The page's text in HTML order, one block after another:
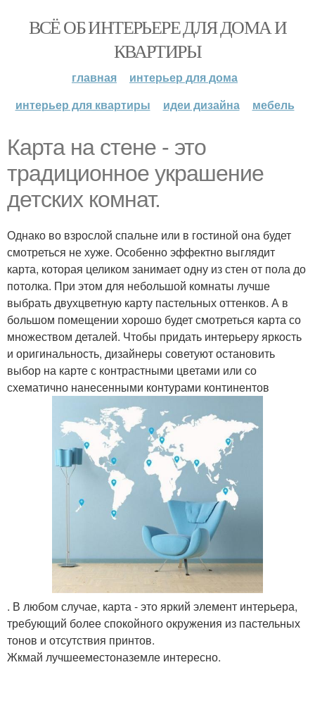
ВСЁ ОБ ИНТЕРЬЕРЕ ДЛЯ ДОМА И
КВАРТИРЫ
главная
интерьер для дома
интерьер для квартиры
идеи дизайна мебель
Карта на стене - это
традиционное украшение
детских комнат.
Однако во взрослой спальне или в гостиной она будет
смотреться не хуже. Особенно эффектно выглядит
карта, которая целиком занимает одну из стен от пола до
потолка. При этом для небольшой комнаты лучше
выбрать двухцветную карту пастельных оттенков. А в
большом помещении хорошо будет смотреться карта со
множеством деталей. Чтобы придать интерьеру яркость
и оригинальность, дизайнеры советуют остановить
выбор на карте с контрастными цветами или со
схематично нанесенными контурами континентов
. В любом случае, карта - это яркий элемент интерьера,
требующий более спокойного окружения из пастельных
тонов и отсутствия принтов.
Жкмай лучшееместоназемле интересно.